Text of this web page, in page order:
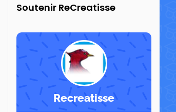
Soutenir ReCreatisse
Recreatisse